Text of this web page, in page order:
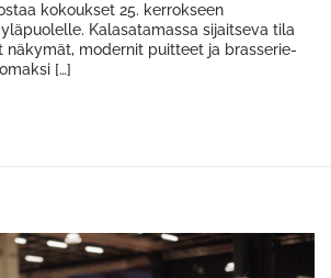
kokoukset 25. kerrokseen
Kalasatamassa sijaitseva tila
modernit puitteet ja brasserie-
[…]